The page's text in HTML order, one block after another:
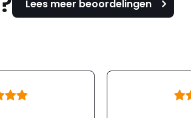
Lees meer beoordelingen